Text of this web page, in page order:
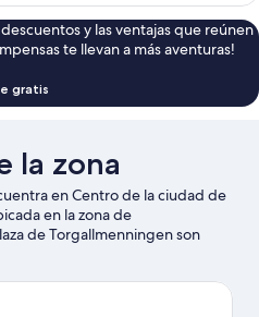
y las ventajas que reúnen
te llevan a más aventuras!
gratis
la zona
en Centro de la ciudad de
en la zona de
de Torgallmenningen son
de Floibanen y Terminal de
Asiste a un evento o partido